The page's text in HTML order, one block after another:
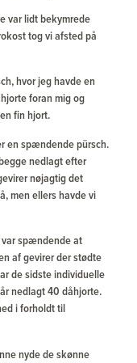
var lidt bekymrede
tog vi afsted på
hvor jeg havde en
foran mig og
fin hjort.
en spændende pürsch.
nedlagt efter
nøjagtig det
men ellers havde vi
spændende at
af gevirer der stødte
de sidste individuelle
nedlagt 40 dåhjorte.
i forholdt til
nyde de skønne